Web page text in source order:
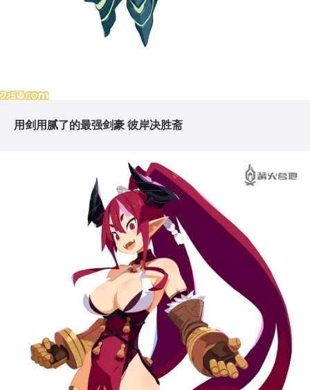
用剑用腻了的最强剑豪 彼岸决胜斋